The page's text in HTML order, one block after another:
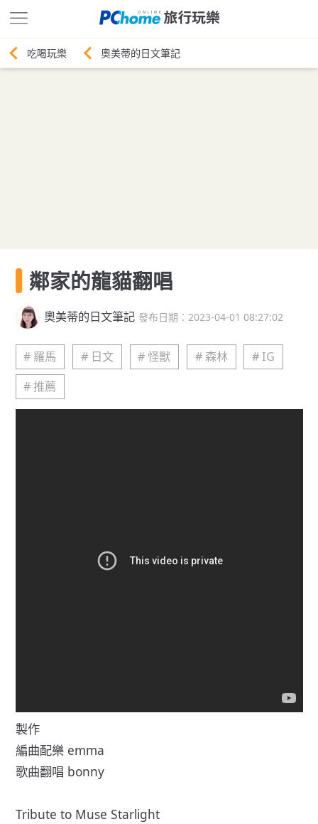
奧美蒂的日文筆記
鄰家的龍貓翻唱
奧美蒂的日文筆記 發布日期：2023-04-01 08:27:02
# 羅馬 # 日文 # 怪獸 # 森林
# IG
# 推薦
製作
編曲配樂 emma
歌曲翻唱 bonny
Tribute to Muse Starlight